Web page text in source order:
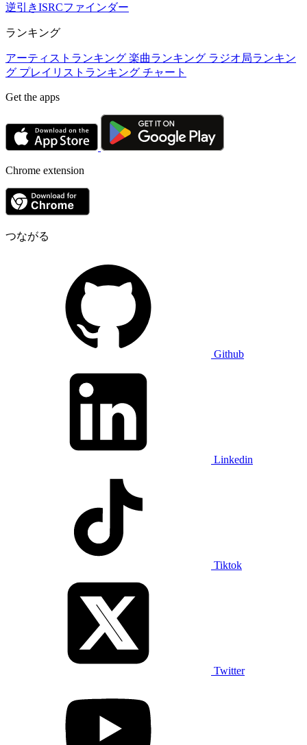
逆引きISRCファインダー
ランキング
アーティストランキング 楽曲ランキング ラジオ局ランキン
グ プレイリストランキング チャート
Get the apps
Chrome extension
つながる
Github
Linkedin
Tiktok
Twitter